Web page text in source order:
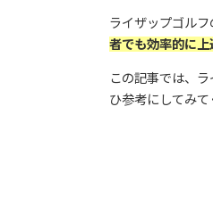
ライザップゴル
者でも効率的に上
この記事では、
ひ参考にしてみて